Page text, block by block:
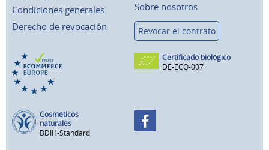
Condiciones generales
Derecho de revocación
Sobre nosotros
Revocar el contrato
Certificado biológico
DE-ECO-007
Cosméticos
naturales
BDIH-Standard